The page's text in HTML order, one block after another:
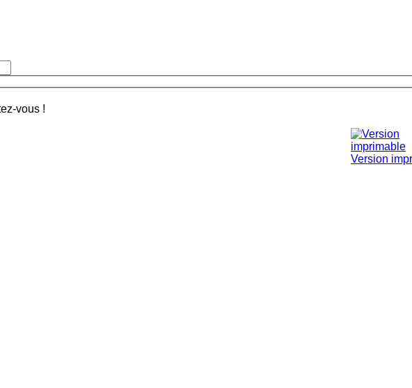
vous !
Version